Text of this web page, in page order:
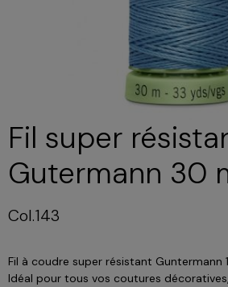
Fil super
Gutermann 30
Col.143
Fil à coudre super résistant Guntermann
Idéal pour tous vos coutures